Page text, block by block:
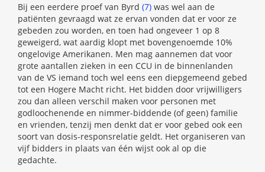
Bij een eerdere proef van Byrd (7) was wel aan de
patiënten gevraagd wat ze ervan vonden dat er voor ze
gebeden zou worden, en toen had ongeveer 1 op 8
geweigerd, wat aardig klopt met bovengenoemde 10%
ongelovige Amerikanen. Men mag aannemen dat voor
grote aantallen zieken in een CCU in de binnenlanden
van de VS iemand toch wel eens een diepgemeend gebed
tot een Hogere Macht richt. Het bidden door vrijwilligers
zou dan alleen verschil maken voor personen met
godloochenende en nimmer-biddende (of geen) familie
en vrienden, tenzij men denkt dat er voor gebed ook een
soort van dosis-responsrelatie geldt. Het organiseren van
vijf bidders in plaats van één wijst ook al op die
gedachte.